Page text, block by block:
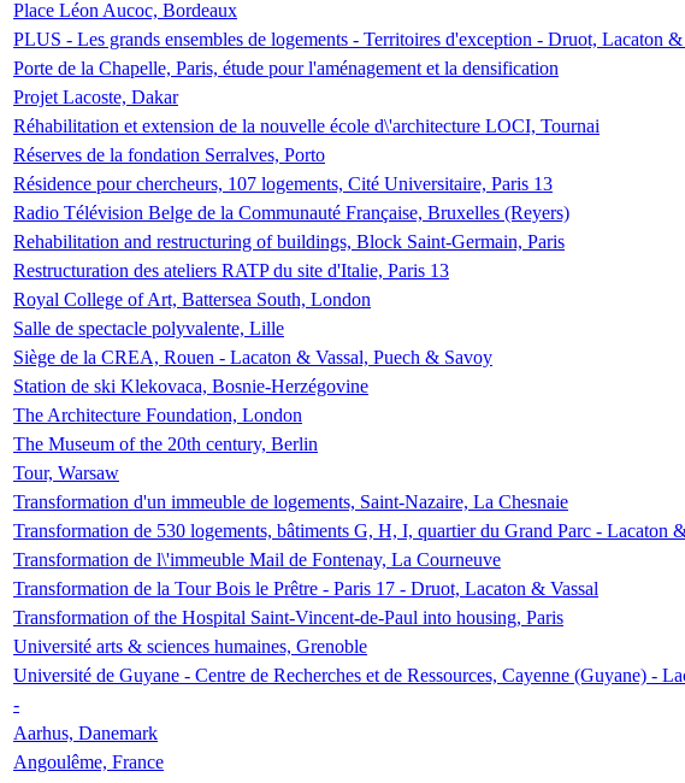
Place Léon Aucoc, Bordeaux
PLUS - Les grands ensembles de logements - Territoires d'exception - Druot, Lacaton &
Porte de la Chapelle, Paris, étude pour l'aménagement et la densification
Projet Lacoste, Dakar
Réhabilitation et extension de la nouvelle école d\'architecture LOCI, Tournai
Réserves de la fondation Serralves, Porto
Résidence pour chercheurs, 107 logements, Cité Universitaire, Paris 13
Radio Télévision Belge de la Communauté Française, Bruxelles (Reyers)
Rehabilitation and restructuring of buildings, Block Saint-Germain, Paris
Restructuration des ateliers RATP du site d'Italie, Paris 13
Royal College of Art, Battersea South, London
Salle de spectacle polyvalente, Lille
Siège de la CREA, Rouen - Lacaton & Vassal, Puech & Savoy
Station de ski Klekovaca, Bosnie-Herzégovine
The Architecture Foundation, London
The Museum of the 20th century, Berlin
Tour, Warsaw
Transformation d'un immeuble de logements, Saint-Nazaire, La Chesnaie
Transformation de 530 logements, bâtiments G, H, I, quartier du Grand Parc - Lacaton
Transformation de l\'immeuble Mail de Fontenay, La Courneuve
Transformation de la Tour Bois le Prêtre - Paris 17 - Druot, Lacaton & Vassal
Transformation of the Hospital Saint-Vincent-de-Paul into housing, Paris
Université arts & sciences humaines, Grenoble
Université de Guyane - Centre de Recherches et de Ressources, Cayenne (Guyane) -
-
Aarhus, Danemark
Angoulême, France